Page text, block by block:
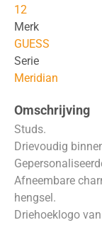
12
Merk
GUESS
Serie
Meridian
Omschrijving
Studs.
Drievoudig
Afneembare
hengsel.
Driehoeklogo